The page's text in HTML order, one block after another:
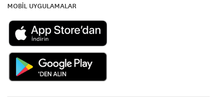
MOBİL UYGULAMALAR